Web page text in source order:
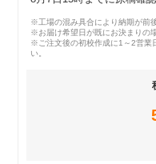
※工場の混み具合により納期が前
※お届け希望日が既にお決まりの
※ご注文後の初校作成に1～2営業
い。